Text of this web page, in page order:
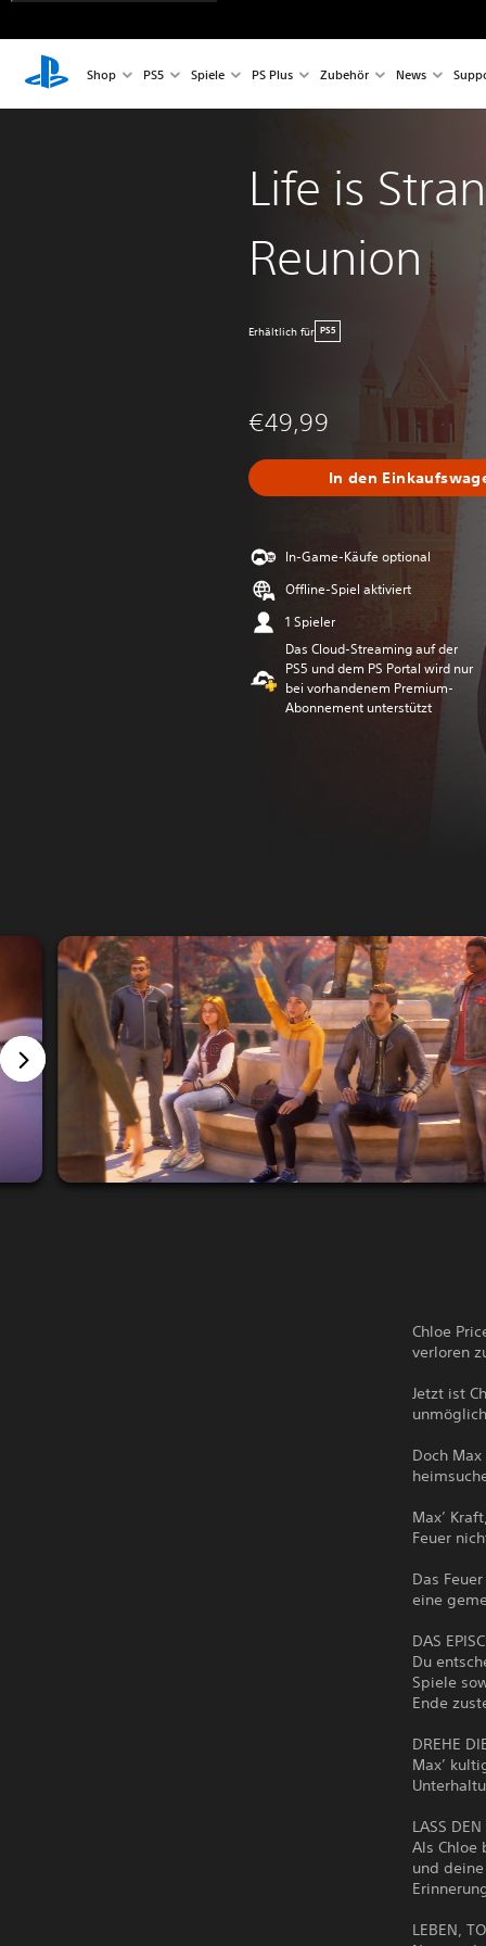
Shop PS5 Spiele PS Plus Zubehör News
Life is
Reunion
Erhältlich für PS5
€49,99
In den
In-Game-Käufe optional
Offline-Spiel aktiviert
1 Spieler
Das Cloud-Streaming auf der
PS5 und dem PS Portal wird nur
bei vorhandenem Premium-
Abonnement unterstützt
Chloe
verloren
Jetzt ist
Doch
Max’
Feuer
Das
eine
DAS
Du
Spiele
Ende
DREHE
Max’
LASS
Als
und
LEBEN,